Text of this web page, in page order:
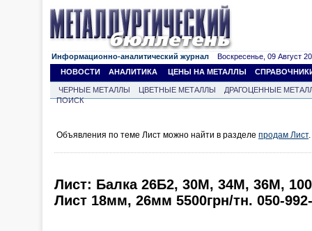
Информационно-аналитический журнал Воскресенье, 09 Август
НОВОСТИ
АНАЛИТИКА ЦЕНЫ НА МЕТАЛЛЫ
ЧЕРНЫЕ МЕТАЛЛЫ ЦВЕТНЫЕ МЕТАЛЛЫ
ДРАГОЦЕННЫЕ
ПОИСК
Объявления по теме Лист можно найти в разделе продам Лист.
Лист: Балка 26Б2, 30М, 34М, 36М,
Лист 18мм, 26мм 5500грн/тн. 050-